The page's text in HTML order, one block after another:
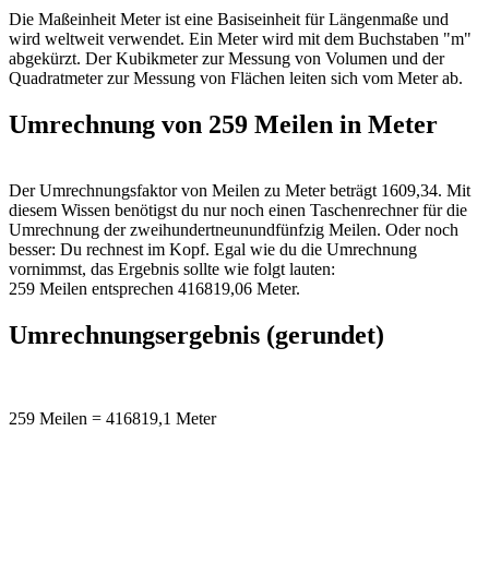
Die Maßeinheit Meter ist eine Basiseinheit für Längenmaße und
wird weltweit verwendet. Ein Meter wird mit dem Buchstaben "m"
abgekürzt. Der Kubikmeter zur Messung von Volumen und der
Quadratmeter zur Messung von Flächen leiten sich vom Meter ab.
Umrechnung von 259 Meilen in Meter
Der Umrechnungsfaktor von Meilen zu Meter beträgt 1609,34. Mit
diesem Wissen benötigst du nur noch einen Taschenrechner für die
Umrechnung der zweihundertneunundfünfzig Meilen. Oder noch
besser: Du rechnest im Kopf. Egal wie du die Umrechnung
vornimmst, das Ergebnis sollte wie folgt lauten:
259 Meilen entsprechen 416819,06 Meter.
Umrechnungsergebnis (gerundet)
259 Meilen = 416819,1 Meter